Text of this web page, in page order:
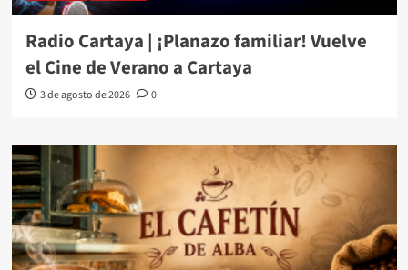
Radio Cartaya | ¡Planazo familiar! Vuelve
el Cine de Verano a Cartaya
3 de agosto de 2026 0